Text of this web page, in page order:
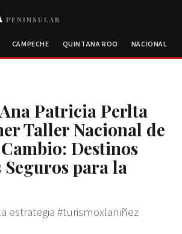
PENINSULAR
CAMPECHE QUINTANA ROO NACIONAL
Patricia Perlta
Taller Nacional de
Destinos
para la
estrategia #turismoxlaniñez